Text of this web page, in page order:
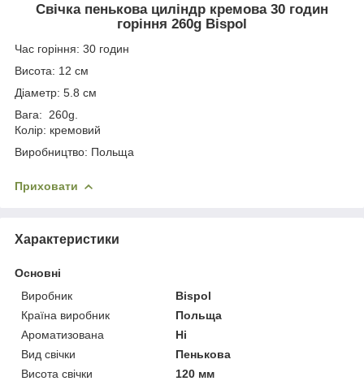
Свічка пенькова циліндр кремова 30 годин
горіння 260g Bispol
Час горіння: 30 годин
Висота: 12 см
Діаметр: 5.8 см
Вага: 260g.
Колір: кремовий
Виробництво: Польща
Приховати
Характеристики
Основні
Виробник
Bispol
Країна виробник
Польща
Ароматизована
Ні
Вид свічки
Пенькова
Висота свічки
120 мм